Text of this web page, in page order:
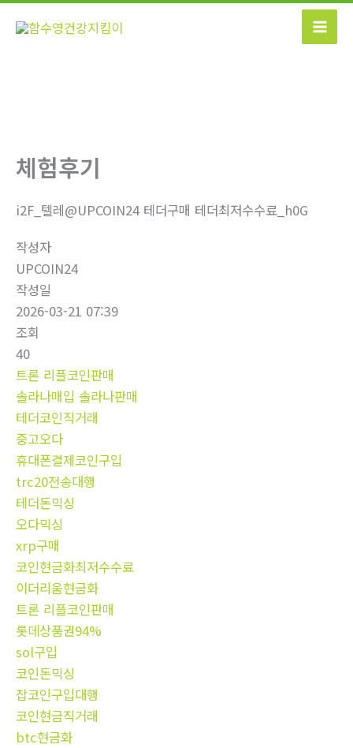
콘
체험후기
i2F_텔레@UPCOIN24 테더구매 테더최저수수료_h0G
작성자
UPCOIN24
작성일
2026-03-21 07:39
조회
40
트론 리플코인판매
솔라나매입 솔라나판매
테더코인직거래
중고오다
휴대폰결제코인구입
trc20전송대행
테더돈믹싱
오다믹싱
xrp구매
코인현금화최저수수료
이더리움현금화
트론 리플코인판매
롯데상품권94%
sol구입
코인돈믹싱
잡코인구입대행
코인현금직거래
btc현금화